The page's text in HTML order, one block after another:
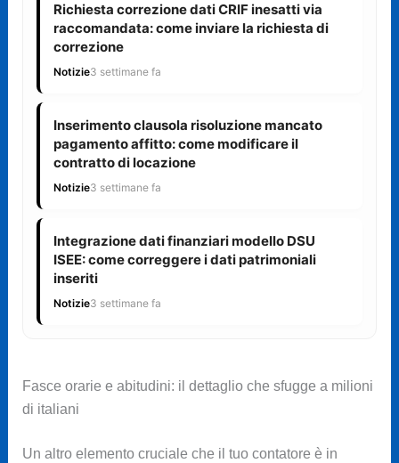
Richiesta correzione dati CRIF inesatti via
raccomandata: come inviare la richiesta di
correzione
Notizie3 settimane fa
Inserimento clausola risoluzione mancato
pagamento affitto: come modificare il
contratto di locazione
Notizie3 settimane fa
Integrazione dati finanziari modello DSU
ISEE: come correggere i dati patrimoniali
inseriti
Notizie3 settimane fa
Fasce orarie e abitudini: il dettaglio che sfugge a milioni
di italiani
Un altro elemento cruciale che il tuo contatore è in